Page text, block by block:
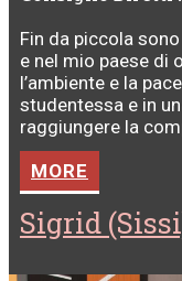
Fin da piccola
e nel mio paese di
l’ambiente e la
studentessa e in
raggiungere la
MORE
Sigrid